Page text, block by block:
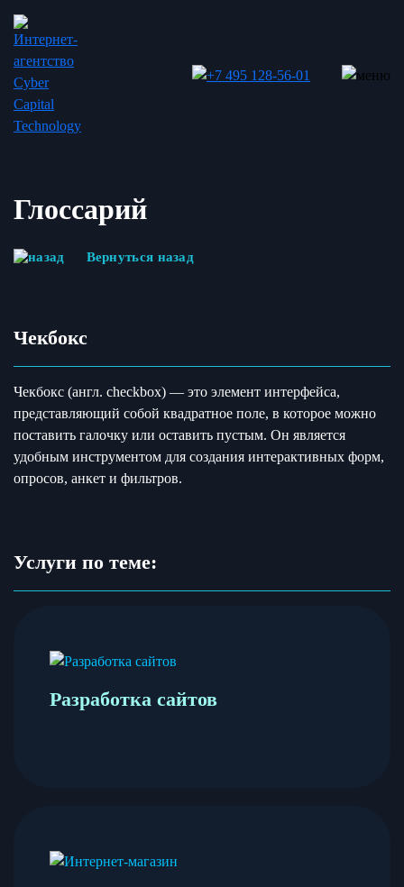
Глоссарий
Вернуться назад
Чекбокс
Чекбокс (англ. checkbox) — это элемент интерфейса,
представляющий собой квадратное поле, в которое можно
поставить галочку или оставить пустым. Он является
удобным инструментом для создания интерактивных форм,
опросов, анкет и фильтров.
Услуги по теме:
Разработка сайтов